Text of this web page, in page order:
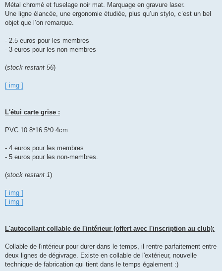
Métal chromé et fuselage noir mat. Marquage en gravure laser.
Une ligne élancée, une ergonomie étudiée, plus qu’un stylo, c’est un bel
objet que l’on remarque.
- 2.5 euros pour les membres
- 3 euros pour les non-membres
(stock restant 56)
[ img ]
L'étui carte grise :
PVC 10.8*16.5*0.4cm
- 4 euros pour les membres
- 5 euros pour les non-membres.
(stock restant 1)
[ img ]
[ img ]
L'autocollant collable de l'intérieur (offert avec l'inscription au club):
Collable de l'intérieur pour durer dans le temps, il rentre parfaitement entre
deux lignes de dégivrage. Existe en collable de l'extérieur, nouvelle
technique de fabrication qui tient dans le temps également :)